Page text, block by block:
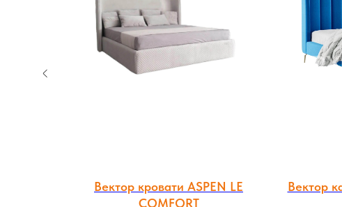
Вектор кровати ASPEN LE
COMFORT
Вектор